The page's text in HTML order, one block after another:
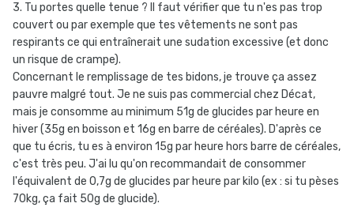
3. Tu portes quelle tenue ? Il faut vérifier que tu n'es pas trop
couvert ou par exemple que tes vêtements ne sont pas
respirants ce qui entraînerait une sudation excessive (et donc
un risque de crampe).
Concernant le remplissage de tes bidons, je trouve ça assez
pauvre malgré tout. Je ne suis pas commercial chez Décat,
mais je consomme au minimum 51g de glucides par heure en
hiver (35g en boisson et 16g en barre de céréales). D'après ce
que tu écris, tu es à environ 15g par heure hors barre de céréales,
c'est très peu. J'ai lu qu'on recommandait de consommer
l'équivalent de 0,7g de glucides par heure par kilo (ex : si tu pèses
70kg, ça fait 50g de glucide).